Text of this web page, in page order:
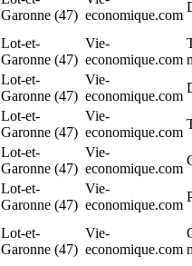
Garonne (47) economique.com
Lot-et-
Garonne (47)
Vie-
economique.com
Lot-et-
Garonne (47)
Vie-
economique.com
Lot-et-
Garonne (47)
Vie-
economique.com
Lot-et-
Garonne (47)
Vie-
economique.com
Lot-et-
Garonne (47)
Vie-
economique.com
Lot-et-
Garonne (47)
Vie-
economique.com